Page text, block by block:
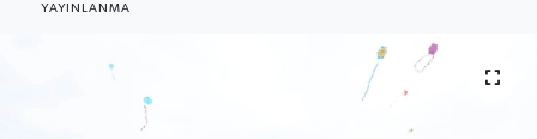
YAYINLANMA
Siyaset